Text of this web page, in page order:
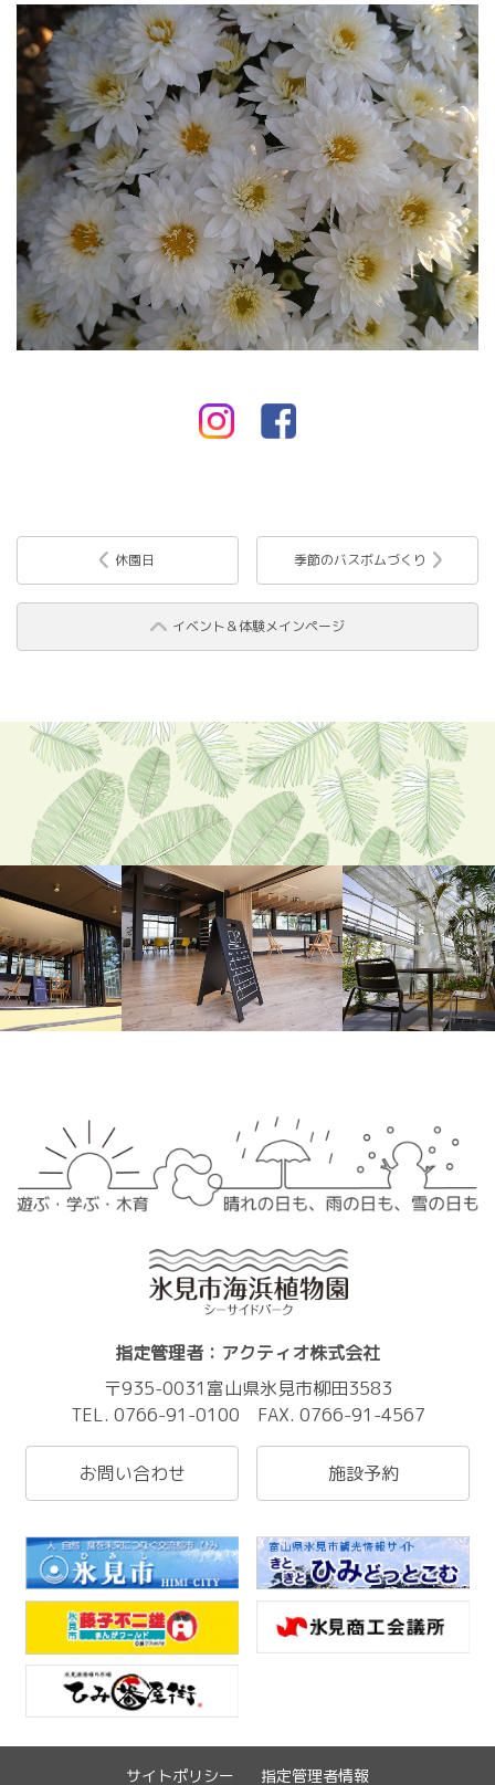
休園日
イベント＆体験メインページ
季節のバスボムづくり
指定管理者：アクティオ株式会社
〒935-0031富山県氷見市柳田3583
TEL. 0766-91-0100 FAX. 0766-91-4567
お問い合わせ 施設予約
サイトポリシー 指定管理者情報